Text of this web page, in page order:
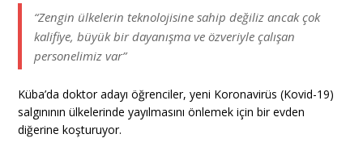
“Zengin ülkelerin teknolojisine sahip değiliz ancak çok
kalifiye, büyük bir dayanışma ve özveriyle çalışan
personelimiz var”
Küba’da doktor adayı öğrenciler, yeni Koronavirüs (Kovid-19)
salgınının ülkelerinde yayılmasını önlemek için bir evden
diğerine koşturuyor.